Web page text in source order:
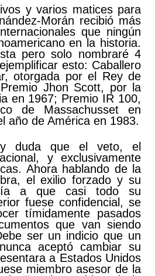
y varios matices para
Morán recibió más
que ningún
en la historia.
pero solo nombraré 4
esto: Caballero
otorgada por el Rey de
Jhon Scott, por la
en 1967; Premio IR 100,
de Massachusset en
año de América en 1983.
duda que el veto, el
y exclusivamente
Ahora hablando de la
el exilio forzado y su
a que casi todo su
fuese confidencial, se
tímidamente pasados
que van siendo
ser un indicio que un
aceptó cambiar su
a Estados Unidos
miembro asesor de la